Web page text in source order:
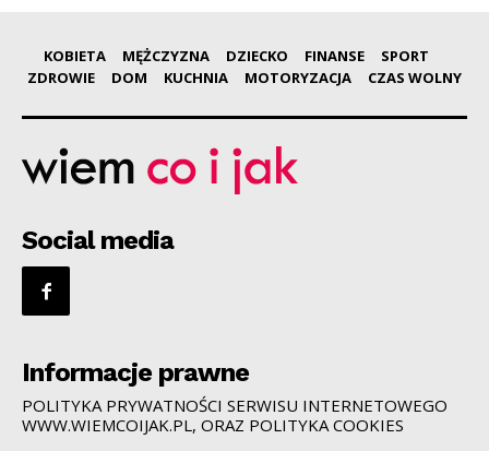
KOBIETA MĘŻCZYZNA DZIECKO FINANSE
SPORT
ZDROWIE
DOM KUCHNIA MOTORYZACJA CZAS WOLNY
Social media
Informacje prawne
POLITYKA PRYWATNOŚCI SERWISU INTERNETOWEGO
WWW.WIEMCOIJAK.PL, ORAZ POLITYKA COOKIES